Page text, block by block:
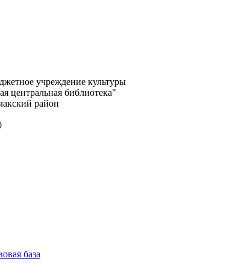
учреждение культуры
центральная библиотека"
район
база